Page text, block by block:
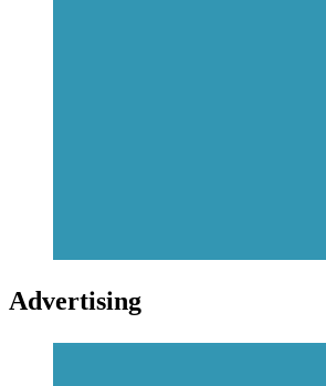
Advertising